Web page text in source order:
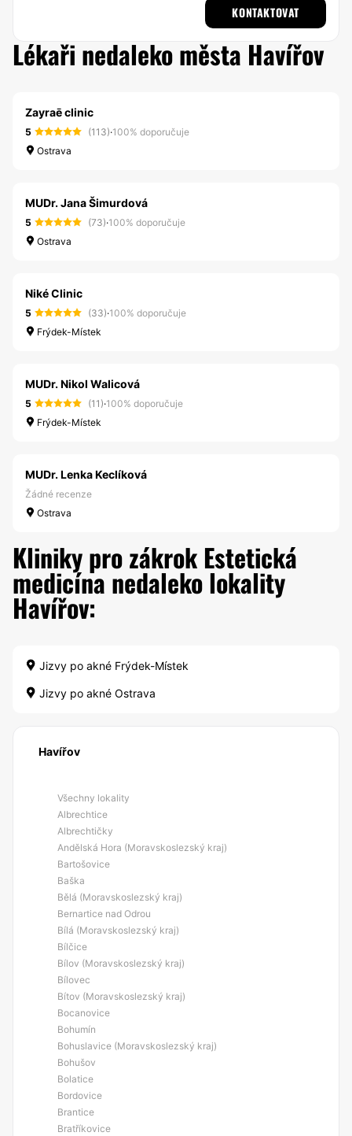
KONTAKTOVAT
Lékaři nedaleko města Havířov
Zayraē clinic
5 (113)·100% doporučuje
Ostrava
MUDr. Jana Šimurdová
5 (73)·100% doporučuje
Ostrava
Niké Clinic
5 (33)·100% doporučuje
Frýdek-Místek
MUDr. Nikol Walicová
5 (11)·100% doporučuje
Frýdek-Místek
MUDr. Lenka Keclíková
Žádné recenze
Ostrava
Kliniky pro zákrok Estetická
medicína nedaleko lokality
Havířov:
Jizvy po akné Frýdek-Místek
Jizvy po akné Ostrava
Havířov
Všechny lokality
Albrechtice
Albrechtičky
Andělská Hora (Moravskoslezský kraj)
Bartošovice
Baška
Bělá (Moravskoslezský kraj)
Bernartice nad Odrou
Bílá (Moravskoslezský kraj)
Bílčice
Bílov (Moravskoslezský kraj)
Bílovec
Bítov (Moravskoslezský kraj)
Bocanovice
Bohumín
Bohuslavice (Moravskoslezský kraj)
Bohušov
Bolatice
Bordovice
Brantice
Bratříkovice